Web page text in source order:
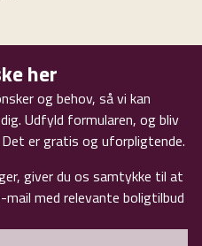
her
og behov, så vi kan
Udfyld formularen, og bliv
er gratis og uforpligtende.
giver du os samtykke til at
med relevante boligtilbud